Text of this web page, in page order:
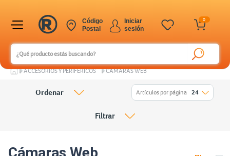
0
Iniciar
sesión
Código
Postal
ACCESORIOS Y PERIFÉRICOS CÁMARAS WEB
Cámaras Web
Ordenar Artículos por página 24
Filtrar